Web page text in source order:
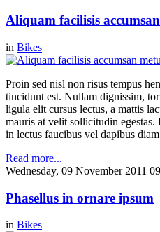
Aliquam facilisis
in Bikes
Proin sed nisl non risus tempus
tincidunt est. Nullam dignissim,
ligula elit cursus lectus, a mattis
mauris at velit sollicitudin egestas.
in lectus faucibus vel dapibus
Read more...
Wednesday, 09 November 2011
Phasellus in ornare ipsum
in Bikes